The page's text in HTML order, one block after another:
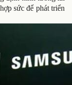
sức để phát triển